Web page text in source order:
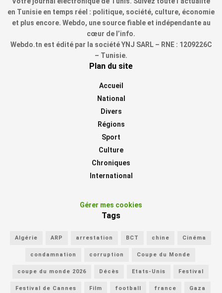
en Tunisie en temps réel : politique, société, culture, économie
et plus encore. Webdo, une source fiable et indépendante au
cœur de l’info.
Webdo.tn est édité par la société YNJ SARL – RNE : 1209226C
– Tunisie.
Plan du site
Accueil
National
Divers
Régions
Sport
Culture
Chroniques
International
Gérer mes cookies
Tags
Algérie ARP arrestation BCT chine Cinéma
condamnation corruption Coupe du Monde
coupe du monde 2026 Décès Etats-Unis Festival
Festival de Cannes Film football france Gaza